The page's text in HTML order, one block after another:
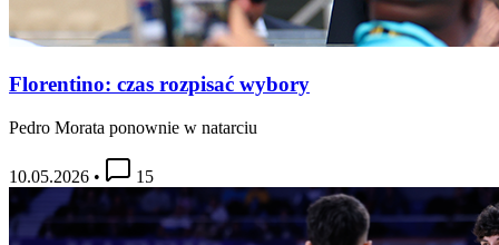
Florentino: czas rozpisać wybory
Pedro Morata ponownie w natarciu
10.05.2026 • 15